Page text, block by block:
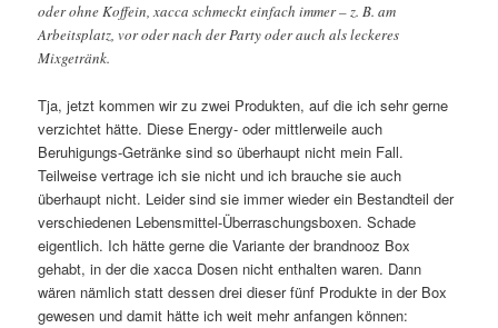
oder ohne Koffein, xacca schmeckt einfach immer – z. B. am
Arbeitsplatz, vor oder nach der Party oder auch als leckeres
Mixgetränk.
Tja, jetzt kommen wir zu zwei Produkten, auf die ich sehr gerne
verzichtet hätte. Diese Energy- oder mittlerweile auch
Beruhigungs-Getränke sind so überhaupt nicht mein Fall.
Teilweise vertrage ich sie nicht und ich brauche sie auch
überhaupt nicht. Leider sind sie immer wieder ein Bestandteil der
verschiedenen Lebensmittel-Überraschungsboxen. Schade
eigentlich. Ich hätte gerne die Variante der brandnooz Box
gehabt, in der die xacca Dosen nicht enthalten waren. Dann
wären nämlich statt dessen drei dieser fünf Produkte in der Box
gewesen und damit hätte ich weit mehr anfangen können: